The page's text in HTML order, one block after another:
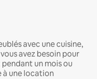
avec une cuisine,
avez besoin pour
un mois ou
à une location